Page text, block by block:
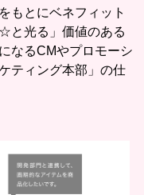
もとにベネフィット
と光る」価値のある
なるCMやプロモーシ
ティング本部」の仕